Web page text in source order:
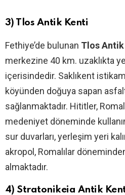
3) Tlos Antik Kenti
Fethiye’de bulunan Tlos
merkezine 40 km. uzaklıkta
içerisindedir. Saklıkent
köyünden doğuya sapan
sağlanmaktadır. Hititler,
medeniyet döneminde
sur duvarları, yerleşim yeri
akropol, Romalılar
almaktadır.
4) Stratonikeia Antik